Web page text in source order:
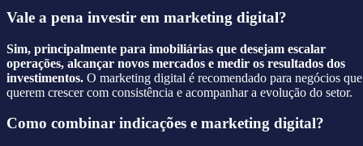
Vale a pena investir em marketing digital?
Sim, principalmente para imobiliárias que desejam escalar
operações, alcançar novos mercados e medir os resultados dos
investimentos. O marketing digital é recomendado para negócios que
querem crescer com consistência e acompanhar a evolução do setor.
Como combinar indicações e marketing digital?